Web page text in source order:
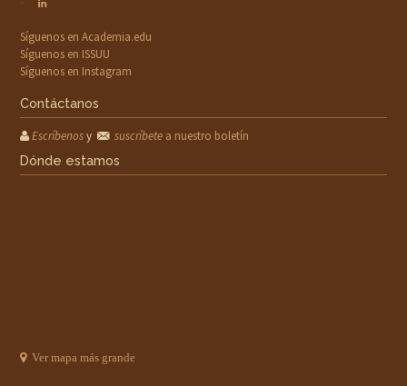
Síguenos en Academia.edu
Síguenos en ISSUU
Síguenos en Instagram
Contáctanos
Escríbenosy suscríbetea nuestro boletín
Dónde estamos
Ver mapa más grande